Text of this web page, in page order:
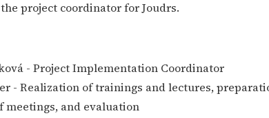
project coordinator for Joudrs.
- Project Implementation Coordinator
- Realization of trainings and lectures,
meetings, and evaluation